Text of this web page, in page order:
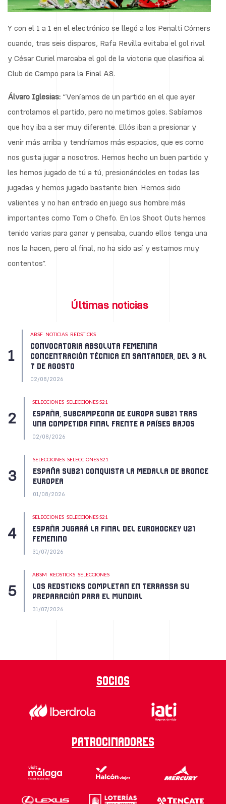
Y con el 1 a 1 en el electrónico se llegó a los Penalti Córners
cuando, tras seis disparos, Rafa Revilla evitaba el gol rival
y César Curiel marcaba el gol de la victoria que clasifica al
Club de Campo para la Final A8.
Álvaro Iglesias: “Veníamos de un partido en el que ayer
controlamos el partido, pero no metimos goles. Sabíamos
que hoy iba a ser muy diferente. Ellós iban a presionar y
venir más arriba y tendríamos más espacios, que es como
nos gusta jugar a nosotros. Hemos hecho un buen partido y
les hemos jugado de tú a tú, presionándoles en todas las
jugadas y hemos jugado bastante bien. Hemos sido
valientes y no han entrado en juego sus hombre más
importantes como Tom o Chefo. En los Shoot Outs hemos
tenido varias para ganar y pensaba, cuando ellos tenga una
nos la hacen, pero al final, no ha sido así y estamos muy
contentos”.
Últimas noticias
ABSF NOTICIAS REDSTICKS
CONVOCATORIA ABSOLUTA FEMENINA
CONCENTRACIÓN TÉCNICA EN SANTANDER, DEL 3 AL
7 DE AGOSTO
02/08/2026
SELECCIONES SELECCIONES S21
ESPAÑA, SUBCAMPEONA DE EUROPA SUB21 TRAS
UNA COMPETIDA FINAL FRENTE A PAÍSES BAJOS
02/08/2026
SELECCIONES SELECCIONES S21
ESPAÑA SUB21 CONQUISTA LA MEDALLA DE BRONCE
EUROPEA
01/08/2026
SELECCIONES SELECCIONES S21
ESPAÑA JUGARÁ LA FINAL DEL EUROHOCKEY U21
FEMENINO
31/07/2026
ABSM REDSTICKS SELECCIONES
LOS REDSTICKS COMPLETAN EN TERRASSA SU
PREPARACIÓN PARA EL MUNDIAL
31/07/2026
Socios
Patrocinadores